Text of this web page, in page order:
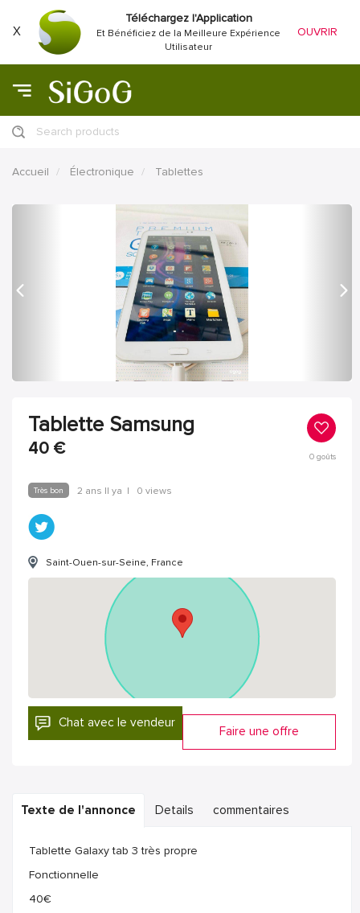
X
Téléchargez l'Application
Et Bénéficiez de la Meilleure Expérience
Utilisateur
OUVRIR
Search products
Accueil Électronique Tablettes
Tablette Samsung
40 € 0goûts
Très bon 2 ans Il ya | 0 views
Saint-Ouen-sur-Seine, France
Chat avec le vendeur
Faire une offre
Texte de l'annonce Details commentaires
Tablette Galaxy tab 3 très propre
Fonctionnelle
40€